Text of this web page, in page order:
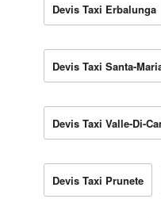
Devis Taxi Erbalunga
Devis Taxi Santa-
Devis Taxi Valle-Di-
Devis Taxi Prunete